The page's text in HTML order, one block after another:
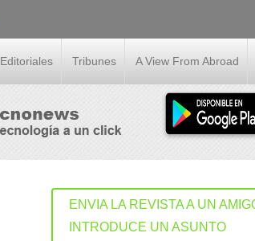
Editoriales Tribunes A View From Abroad
ENVIA LA REVISTA A UN
INTRODUCE UN ASUNTO